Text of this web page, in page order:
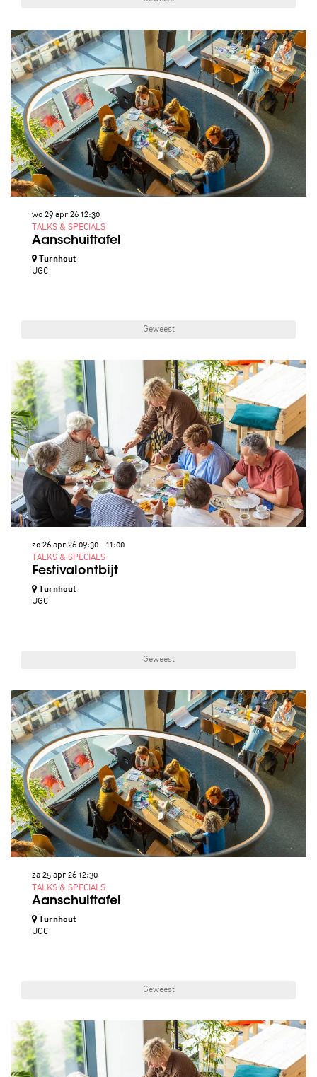
Aanschuiftafel
TALKS & SPECIALS
wo 29 apr 26 12:30
Turnhout
UGC
Geweest
Festivalontbijt
TALKS & SPECIALS
zo 26 apr 26 09:30 - 11:00
Turnhout
UGC
Geweest
Aanschuiftafel
TALKS & SPECIALS
za 25 apr 26 12:30
Turnhout
UGC
Geweest